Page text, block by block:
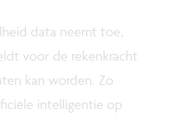
data neemt toe,
voor de rekenkracht
kan worden. Zo
intelligentie op